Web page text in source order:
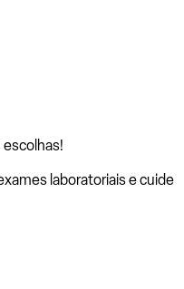
escolhas!
laboratoriais e cuide